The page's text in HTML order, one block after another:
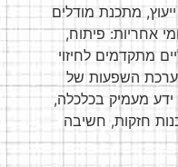
מתכנת מודלים
אחריות: פיתוח,
מתקדמים לחיזוי
השפעות של
ידע מעמיק בכלכלה,
חזקות, חשיבה